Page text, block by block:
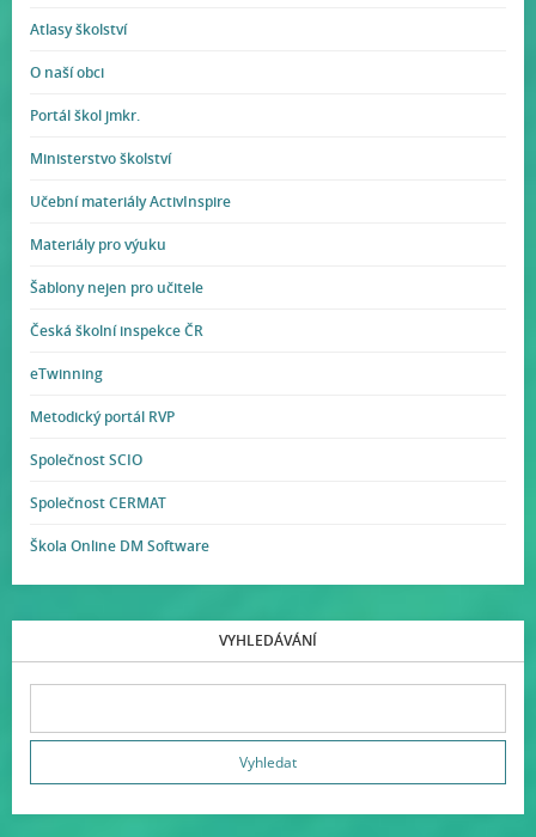
Atlasy školství
O naší obci
Portál škol jmkr.
Ministerstvo školství
Učební materiály ActivInspire
Materiály pro výuku
Šablony nejen pro učitele
Česká školní inspekce ČR
eTwinning
Metodický portál RVP
Společnost SCIO
Společnost CERMAT
Škola Online DM Software
VYHLEDÁVÁNÍ